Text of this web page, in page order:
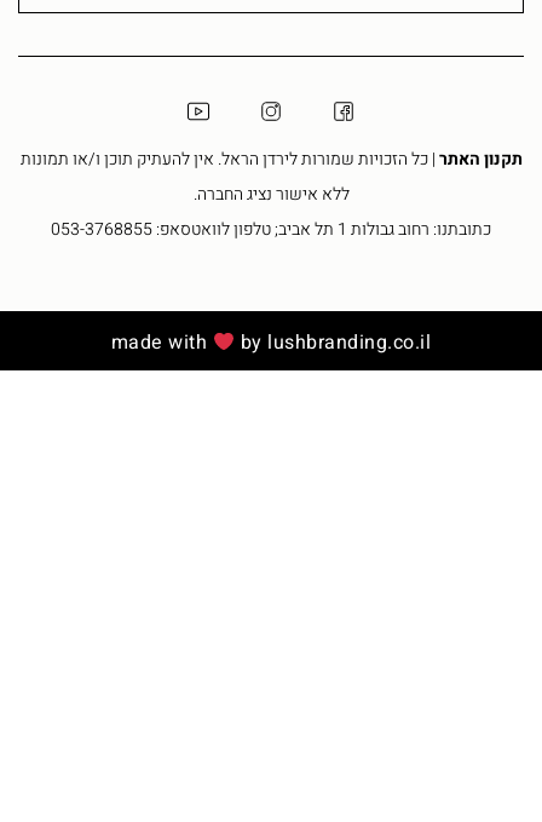
תקנון האתר| כל הזכויות שמורות לירדן הראל. אין להעתיק תוכן ו/או תמונות
ללא אישור נציג החברה.
כתובתנו: רחוב גבולות 1 תל אביב; טלפון לוואטסאפ: 053-3768855
made with by lushbranding.co.il